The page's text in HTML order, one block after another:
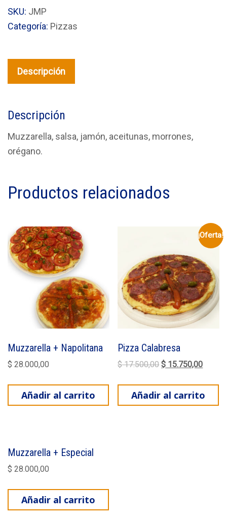
SKU: JMP
Categoría: Pizzas
Descripción
Descripción
Muzzarella, salsa, jamón, aceitunas, morrones,
orégano.
Productos relacionados
Muzzarella + Napolitana
$ 28.000,00
Añadir al carrito
¡Oferta!
Pizza Calabresa
$17.500,00El precio original
$ 15.750,00El
Añadir al carrito
Muzzarella + Especial
$ 28.000,00
Añadir al carrito